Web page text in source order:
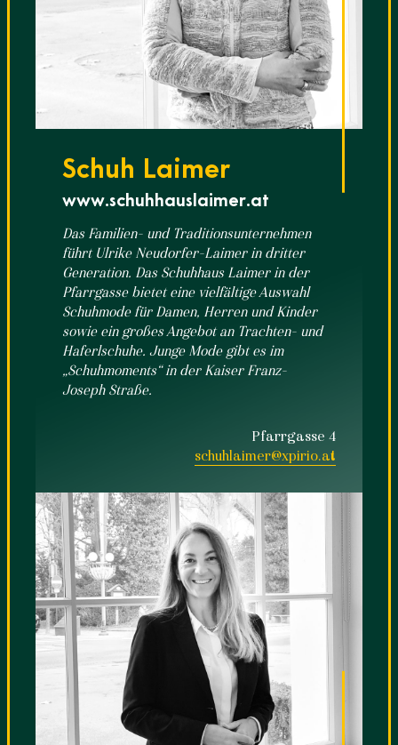
Schuh Laimer
www.schuhhauslaimer.at
Das Familien- und Traditionsunternehmen
führt Ulrike Neudorfer-Laimer in dritter
Generation. Das Schuhhaus Laimer in der
Pfarrgasse bietet eine vielfältige Auswahl
Schuhmode für Damen, Herren und Kinder
sowie ein großes Angebot an Trachten- und
Haferlschuhe. Junge Mode gibt es im
„Schuhmoments“ in der Kaiser Franz-
Joseph Straße.
Pfarrgasse 4
schuhlaimer@xpirio.at